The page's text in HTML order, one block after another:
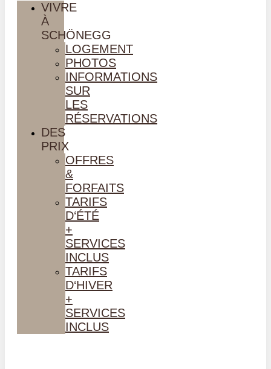
VIVRE
À
SCHÖNEGG
LOGEMENT
PHOTOS
INFORMATIONS
SUR
LES
RÉSERVATIONS
DES
PRIX
OFFRES
&
FORFAITS
TARIFS
D‘ÉTÉ
+
SERVICES
INCLUS
TARIFS
D‘HIVER
+
SERVICES
INCLUS